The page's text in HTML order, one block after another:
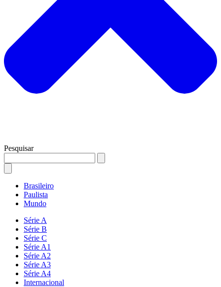
Pesquisar
Brasileiro
Paulista
Mundo
Série A
Série B
Série C
Série A1
Série A2
Série A3
Série A4
Internacional